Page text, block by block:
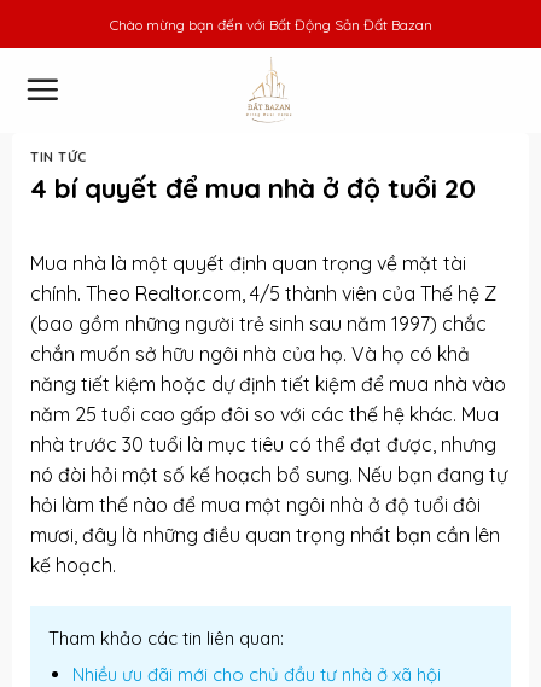
to
content
Chào mừng bạn đến với Bất Động Sản Đất Bazan
TIN TỨC
4 bí quyết để mua nhà ở độ tuổi 20
Mua nhà là một quyết định quan trọng về mặt tài
chính. Theo Realtor.com, 4/5 thành viên của Thế hệ Z
(bao gồm những người trẻ sinh sau năm 1997) chắc
chắn muốn sở hữu ngôi nhà của họ. Và họ có khả
năng tiết kiệm hoặc dự định tiết kiệm để mua nhà vào
năm 25 tuổi cao gấp đôi so với các thế hệ khác. Mua
nhà trước 30 tuổi là mục tiêu có thể đạt được, nhưng
nó đòi hỏi một số kế hoạch bổ sung. Nếu bạn đang tự
hỏi làm thế nào để mua một ngôi nhà ở độ tuổi đôi
mươi, đây là những điều quan trọng nhất bạn cần lên
kế hoạch.
Tham khảo các tin liên quan:
Nhiều ưu đãi mới cho chủ đầu tư nhà ở xã hội